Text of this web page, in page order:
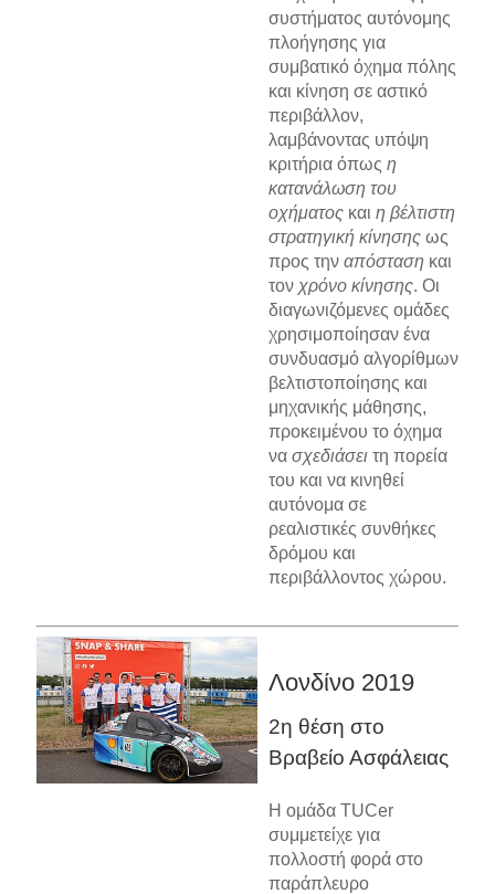
συστήματος αυτόνομης
πλοήγησης για
συμβατικό όχημα πόλης
και κίνηση σε αστικό
περιβάλλον,
λαμβάνοντας υπόψη
κριτήρια όπως η
κατανάλωση του
οχήματοςκαι η βέλτιστη
στρατηγική κίνησηςως
προς την απόσταση και
τον χρόνο κίνησης. Οι
διαγωνιζόμενες ομάδες
χρησιμοποίησαν ένα
συνδυασμό αλγορίθμων
βελτιστοποίησης και
μηχανικής μάθησης,
προκειμένου το όχημα
να σχεδιάσειτη πορεία
του και να κινηθεί
αυτόνομα σε
ρεαλιστικές συνθήκες
δρόμου και
περιβάλλοντος χώρου.
Λονδίνο 2019
2η θέση στο
Βραβείο Ασφάλειας
Η ομάδα TUCer
συμμετείχε για
πολλοστή φορά στο
παράπλευρο